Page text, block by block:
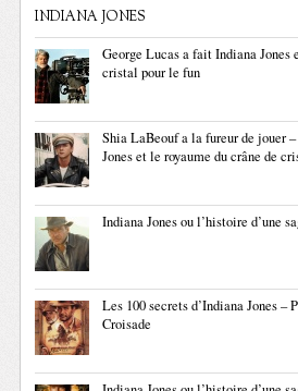
INDIANA JONES
George Lucas a fait Indiana Jones
cristal pour le fun
Shia LaBeouf a la fureur de jouer
Jones et le royaume du crâne de
Indiana Jones ou l’histoire d’une
Les 100 secrets d’Indiana Jones –
Croisade